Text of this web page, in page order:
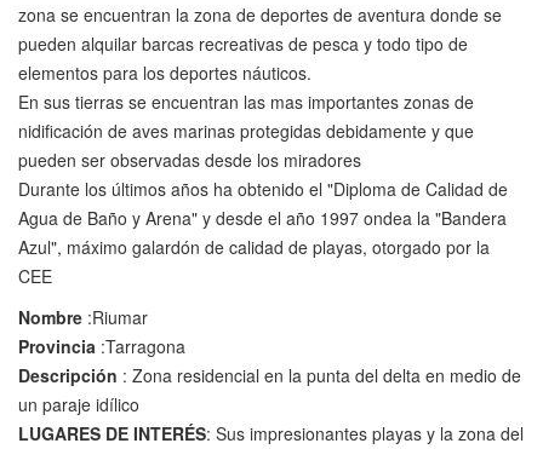
zona se encuentran la zona de deportes de aventura donde se
pueden alquilar barcas recreativas de pesca y todo tipo de
elementos para los deportes náuticos.
En sus tierras se encuentran las mas importantes zonas de
nidificación de aves marinas protegidas debidamente y que
pueden ser observadas desde los miradores
Durante los últimos años ha obtenido el "Diploma de Calidad de
Agua de Baño y Arena" y desde el año 1997 ondea la "Bandera
Azul", máximo galardón de calidad de playas, otorgado por la
CEE
Nombre :Riumar
Provincia :Tarragona
Descripción : Zona residencial en la punta del delta en medio de
un paraje idílico
LUGARES DE INTERÉS: Sus impresionantes playas y la zona del